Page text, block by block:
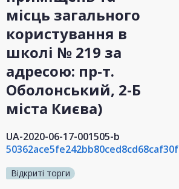
місць загального
користування в
школі № 219 за
адресою: пр-т.
Оболонський, 2-Б
міста Києва)
UA-2020-06-17-001505-b
50362ace5fe242bb80ced8cd68caf30f
Відкриті торги